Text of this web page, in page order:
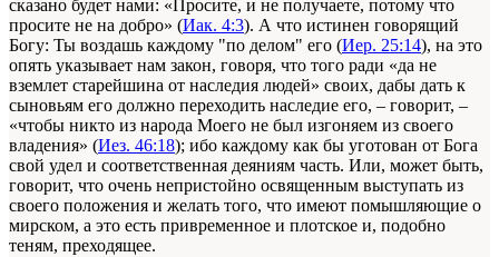
сказано будет нами: «Просите, и не получаете, потому что
просите не на добро» (Иак. 4:3). А что истинен говорящий
Богу: Ты воздашь каждому "по делом" его (Иер. 25:14), на это
опять указывает нам закон, говоря, что того ради «да не
вземлет старейшина от наследия людей» своих, дабы дать к
сыновьям его должно переходить наследие его, – говорит, –
«чтобы никто из народа Моего не был изгоняем из своего
владения» (Иез. 46:18); ибо каждому как бы уготован от Бога
свой удел и соответственная деяниям часть. Или, может быть,
говорит, что очень непристойно освященным выступать из
своего положения и желать того, что имеют помышляющие о
мирском, а это есть привременное и плотское и, подобно
теням, преходящее.